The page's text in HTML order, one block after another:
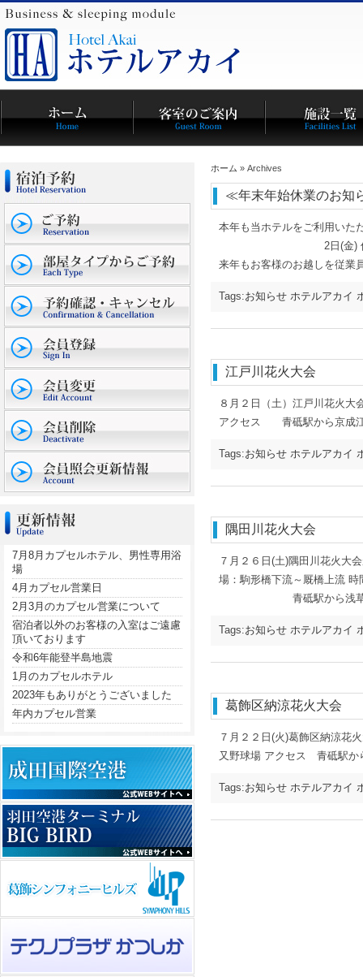
ホーム » Archives
≪年末年始休業のお知
本年も当ホテルをご利用い
2日(金) 休業とさせて
来年もお客様のお越しを従業
Tags:お知らせ ホテルアカイ
江戸川花火大会
８月２日（土）江戸川花
アクセス 青砥駅から京成
Tags:お知らせ ホテルアカイ
隅田川花火大会
７月２６日(土)隅田川花
場：駒形橋下流～厩橋上
青砥駅から浅草駅
Tags:お知らせ ホテルアカイ
葛飾区納涼花火大会
７月２２日(火)葛飾区納涼
又野球場 アクセス 青砥駅か
Tags:お知らせ ホテルアカイ
7月8月カプセルホテル、男性専用浴
場
4月カプセル営業日
2月3月のカプセル営業について
宿泊者以外のお客様の入室はご遠慮
頂いております
令和6年能登半島地震
1月のカプセルホテル
2023年もありがとうございました
年内カプセル営業